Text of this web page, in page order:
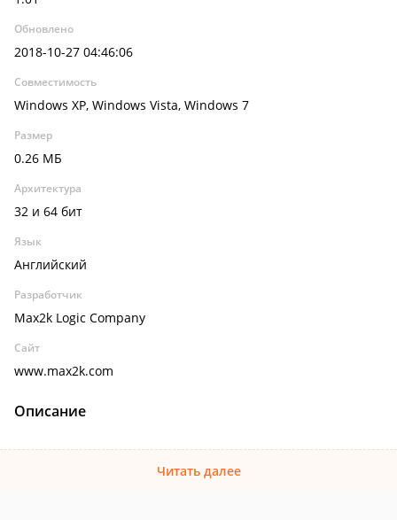
Обновлено
2018-10-27 04:46:06
Совместимость
Windows XP, Windows Vista, Windows 7
Размер
0.26 МБ
Архитектура
32 и 64 бит
Язык
Английский
Разработчик
Max2k Logic Company
Сайт
www.max2k.com
Описание
Читать далее